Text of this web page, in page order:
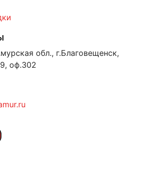
обл., г.Благовещенск,
оф.302